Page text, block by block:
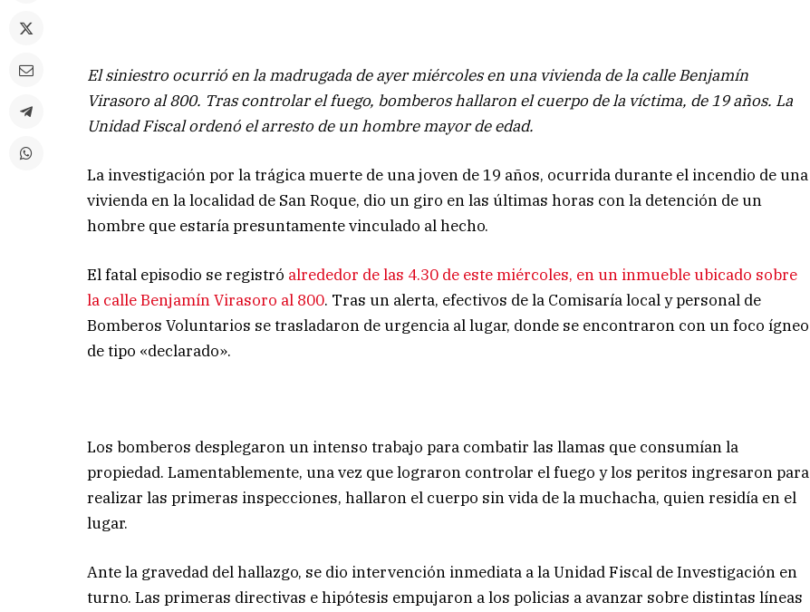
El siniestro ocurrió en la madrugada de ayer miércoles en una vivienda de la calle Benjamín
Virasoro al 800. Tras controlar el fuego, bomberos hallaron el cuerpo de la víctima, de 19 años. La
Unidad Fiscal ordenó el arresto de un hombre mayor de edad.
La investigación por la trágica muerte de una joven de 19 años, ocurrida durante el incendio de una
vivienda en la localidad de San Roque, dio un giro en las últimas horas con la detención de un
hombre que estaría presuntamente vinculado al hecho.
El fatal episodio se registró alrededor de las 4.30 de este miércoles, en un inmueble ubicado sobre
la calle Benjamín Virasoro al 800. Tras un alerta, efectivos de la Comisaría local y personal de
Bomberos Voluntarios se trasladaron de urgencia al lugar, donde se encontraron con un foco ígneo
de tipo «declarado».
Los bomberos desplegaron un intenso trabajo para combatir las llamas que consumían la
propiedad. Lamentablemente, una vez que lograron controlar el fuego y los peritos ingresaron para
realizar las primeras inspecciones, hallaron el cuerpo sin vida de la muchacha, quien residía en el
lugar.
Ante la gravedad del hallazgo, se dio intervención inmediata a la Unidad Fiscal de Investigación en
turno. Las primeras directivas e hipótesis empujaron a los policias a avanzar sobre distintas líneas